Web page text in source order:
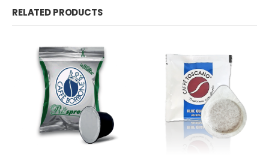
RELATED PRODUCTS